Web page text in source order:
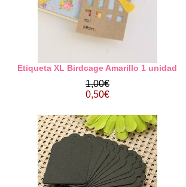
Etiqueta XL Birdcage Amarillo 1 unidad
1,00€
0,50€